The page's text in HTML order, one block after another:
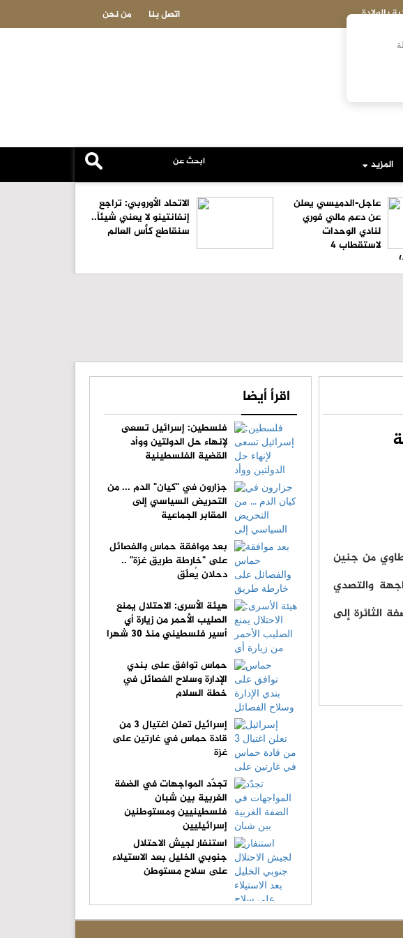
بداخلها؟ الدكتور لؤي النمري.. في ذمة الله
من نحن اتصل بنا
المزيد
عاجل-الدميسي يعلن
عن دعم مالي فوري
لنادي الوحدات
لاستقطاب 4
الاتحاد الأوروبي: تراجع
إنفانتينو لا يعني شيئاً..
سنقاطع كأس العالم
من جنين
والتصدي
الثائرة إلى
اقرأ أيضا
فلسطين: إسرائيل تسعى
لإنهاء حل الدولتين ووأد
القضية الفلسطينية
جزارون في "كيان" الدم ... من
التحريض السياسي إلى
المقابر الجماعية
بعد موافقة حماس والفصائل
على "خارطة طريق غزة" ..
دحلان يُعلّق
هيئة الأسرى: الاحتلال يمنع
الصليب الأحمر من زيارة أي
أسير فلسطيني منذ 30 شهرا
حماس توافق على بندي
الإدارة وسلاح الفصائل في
خطة السلام
إسرائيل تعلن اغتيال 3 من
قادة حماس في غارتين على
غزة
تجدّد المواجهات في الضفة
الغربية بين شبان
فلسطينيين ومستوطنين
إسرائيليين
استنفار لجيش الاحتلال
جنوبي الخليل بعد الاستيلاء
على سلاح مستوطن